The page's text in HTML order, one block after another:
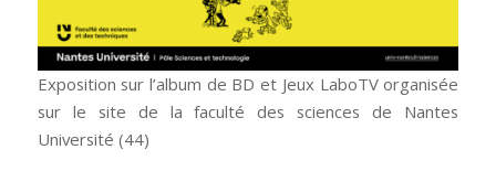
Exposition sur l’album de BD et Jeux LaboTV organisée
sur le site de la faculté des sciences de Nantes
Université (44)